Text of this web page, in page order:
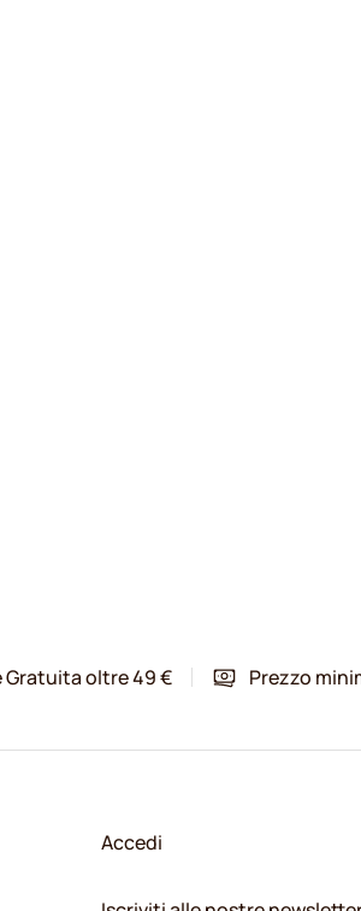
Gratuita oltre 49 € Prezzo
Accedi